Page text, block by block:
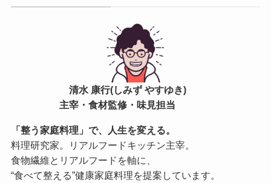
清水 康行(しみず やすゆき)
主宰・食材監修・味見担当
「整う家庭料理」で、人生を変える。
料理研究家。リアルフードキッチン主宰。
食物繊維とリアルフードを軸に、
“食べて整える”健康家庭料理を提案しています。